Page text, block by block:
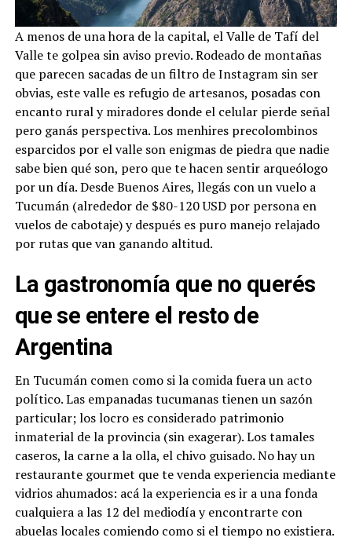
A menos de una hora de la capital, el Valle de Tafí del
Valle te golpea sin aviso previo. Rodeado de montañas
que parecen sacadas de un filtro de Instagram sin ser
obvias, este valle es refugio de artesanos, posadas con
encanto rural y miradores donde el celular pierde señal
pero ganás perspectiva. Los menhires precolombinos
esparcidos por el valle son enigmas de piedra que nadie
sabe bien qué son, pero que te hacen sentir arqueólogo
por un día. Desde Buenos Aires, llegás con un vuelo a
Tucumán (alrededor de $80-120 USD por persona en
vuelos de cabotaje) y después es puro manejo relajado
por rutas que van ganando altitud.
La gastronomía que no querés
que se entere el resto de
Argentina
En Tucumán comen como si la comida fuera un acto
político. Las empanadas tucumanas tienen un sazón
particular; los locro es considerado patrimonio
inmaterial de la provincia (sin exagerar). Los tamales
caseros, la carne a la olla, el chivo guisado. No hay un
restaurante gourmet que te venda experiencia mediante
vidrios ahumados: acá la experiencia es ir a una fonda
cualquiera a las 12 del mediodía y encontrarte con
abuelas locales comiendo como si el tiempo no existiera.